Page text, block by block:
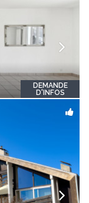
DEMANDE
D'INFOS